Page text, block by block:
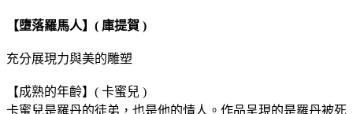
【墮落羅馬人】( 庫提賀 )
充分展現力與美的雕塑
【成熟的年齡】( 卡蜜兒 )
卡蜜兒是羅丹的徒弟，也是他的情人。作品呈現的是羅丹被死